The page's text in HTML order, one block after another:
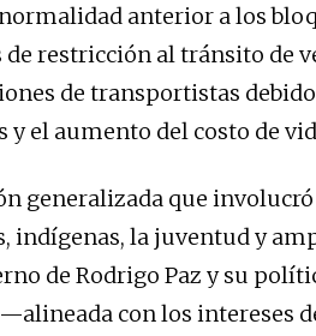
anterior a los
restricción al tránsito de
de transportistas debido
y el aumento del costo de
generalizada que involucró
indígenas, la juventud y
de Rodrigo Paz y su
con los intereses